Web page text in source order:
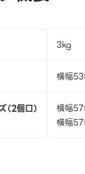
3kg
横幅
（2個口）
横幅
横幅